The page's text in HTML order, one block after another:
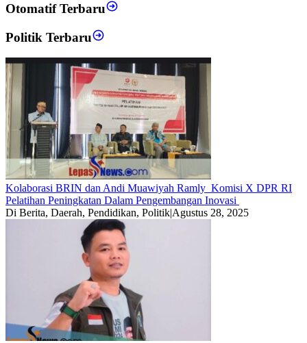
Otomatif Terbaru
Politik Terbaru
Kolaborasi BRIN dan Andi Muawiyah Ramly Komisi X DPR RI
Pelatihan Peningkatan Dalam Pengembangan Inovasi
Di Berita, Daerah, Pendidikan, Politik|Agustus 28, 2025